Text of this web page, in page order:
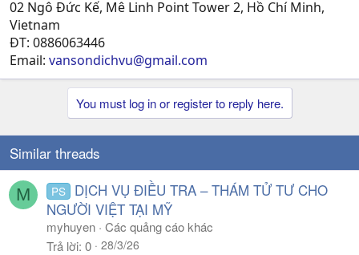
02 Ngô Đức Kế, Mê Linh Point Tower 2, Hồ Chí Minh,
Vietnam
ĐT: 0886063446
Email: vansondichvu@gmail.com
You must log in or register to reply here.
Similar threads
M PS
DỊCH VỤ ĐIỀU TRA – THÁM TỬ TƯ CHO
NGƯỜI VIỆT TẠI MỸ
myhuyen Các quảng cáo khác
Trả lời 0 28/3/26